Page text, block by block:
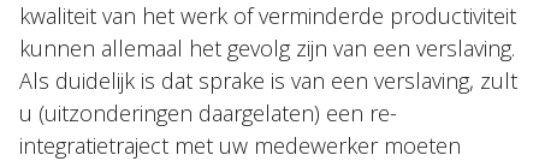
kwaliteit van het werk of verminderde productiviteit
kunnen allemaal het gevolg zijn van een verslaving.
Als duidelijk is dat sprake is van een verslaving, zult
u (uitzonderingen daargelaten) een re-
integratietraject met uw medewerker moeten